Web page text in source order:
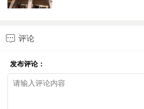
 评论
发布评论：